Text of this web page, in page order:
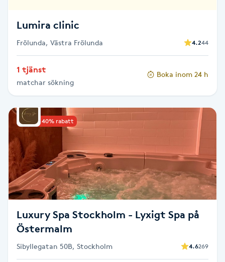
Hollywood Peel
Hot yoga
Hudföryngring
Huduppstramning
Hudvård
Hyaluronsyra
Hyperhidros
Hypnos
Lumira clinic
Frölunda, Västra Frölunda 4.244
1 tjänst
matchar sökning
Boka inom 24 h
Upp till 40% rabatt
Luxury Spa Stockholm - Lyxigt Spa på
Östermalm
Sibyllegatan 50B, Stockholm 4.6269